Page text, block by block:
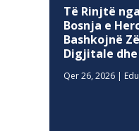
Të Rinjtë
Bosnja e
Bashkojnë
Digjitale
Qer 26, 2026 |